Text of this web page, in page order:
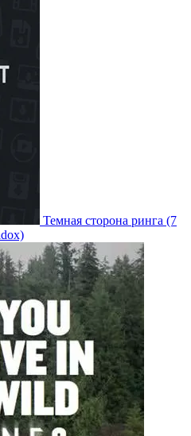
Темная сторона ринга (7